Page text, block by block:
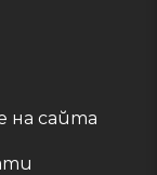
на сайта